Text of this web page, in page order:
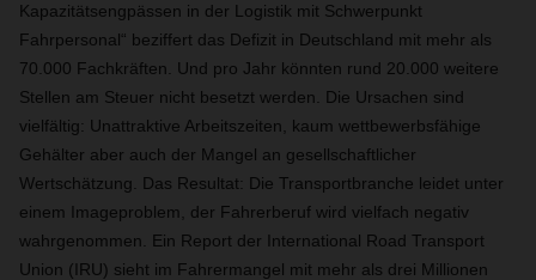
Kapazitätsengpässen in der Logistik mit Schwerpunkt
Fahrpersonal“ beziffert das Defizit in Deutschland mit mehr als
70.000 Fachkräften. Und pro Jahr könnten rund 20.000 weitere
Stellen am Steuer nicht besetzt werden. Die Ursachen sind
vielfältig: Unattraktive Arbeitszeiten, kaum wettbewerbsfähige
Gehälter aber auch der Mangel an gesellschaftlicher
Wertschätzung. Das Resultat: Die Transportbranche leidet unter
einem Imageproblem, der Fahrerberuf wird vielfach negativ
wahrgenommen. Ein Report der International Road Transport
Union (IRU) sieht im Fahrermangel mit mehr als drei Millionen